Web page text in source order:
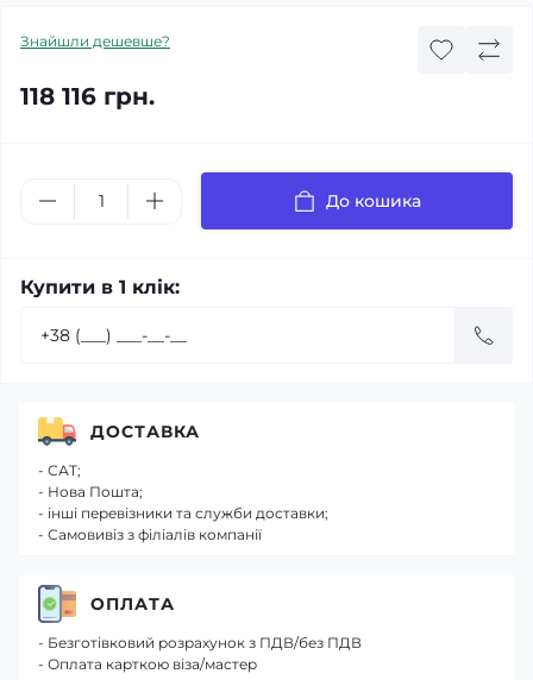
Знайшли дешевше?
118 116 грн.
До кошика
Купити в 1 клік:
ДОСТАВКА
- САТ;
- Нова Пошта;
- інші перевізники та служби доставки;
- Самовивіз з філіалів компанії
ОПЛАТА
- Безготівковий розрахунок з ПДВ/без ПДВ
- Оплата карткою віза/мастер